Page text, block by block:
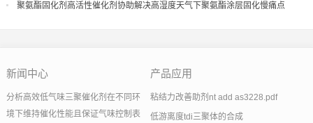
聚氨酯固化剂高活性催化剂协助解决高湿度天气下聚氨酯涂层固化慢痛点
新闻中心
分析高效低气味三聚催化剂在不同环
境下维持催化性能且保证气味控制表
产品应用
粘结力改善助剂nt add as3228.pdf
低游离度tdi三聚体的合成